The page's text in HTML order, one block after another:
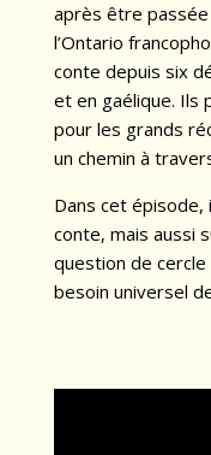
après être passée
l’Ontario
conte depuis six
et en gaélique. Ils
pour les grands
un chemin à
Dans cet
conte, mais aussi
question de
besoin universel